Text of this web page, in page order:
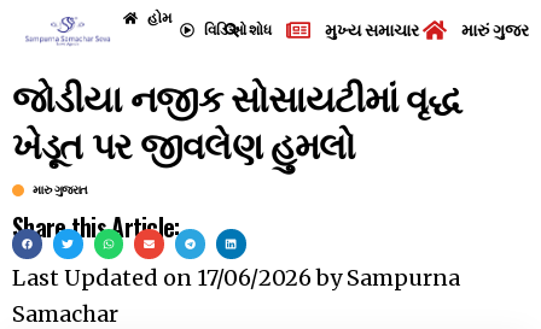
હોમ
વિડિઓશોધ મુખ્ય સમાચાર મારું
જોડીયા નજીક સોસાયટીમાં વૃદ્ધ
ખેડૂત પર જીવલેણ હુમલો
મારુ ગુજરાત
Share this Article:
Last Updated on 17/06/2026bySampurna
Samachar